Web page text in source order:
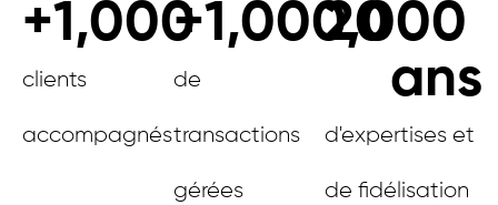
clients
accompagnés
+1,000
de
transactions
gérées
+1,000,000
d'expertises et
de fidélisation
20
ans